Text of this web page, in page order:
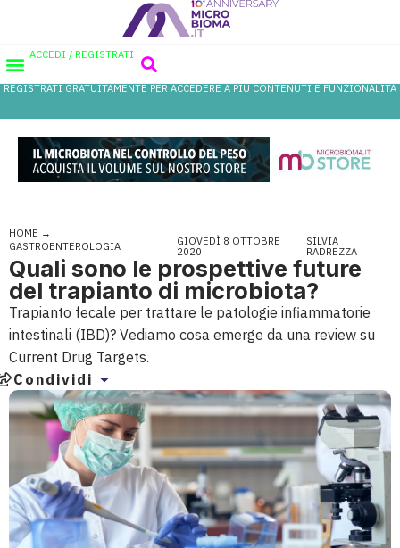
ACCEDI / REGISTRATI
REGISTRATI GRATUITAMENTE PER ACCEDERE A PIÙ CONTENUTI E FUNZIONALITÀ
HOME →
GASTROENTEROLOGIA
GIOVEDÌ 8 OTTOBRE
2020
SILVIA
RADREZZA
Quali sono le prospettive future
del trapianto di microbiota?
Trapianto fecale per trattare le patologie infiammatorie
intestinali (IBD)? Vediamo cosa emerge da una review su
Current Drug Targets.
Condividi